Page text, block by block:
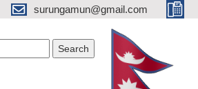
surungamun@gmail.com